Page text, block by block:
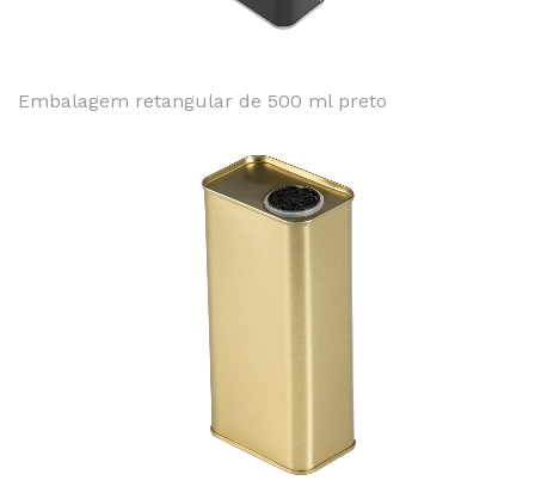
Embalagem retangular de 500 ml preto